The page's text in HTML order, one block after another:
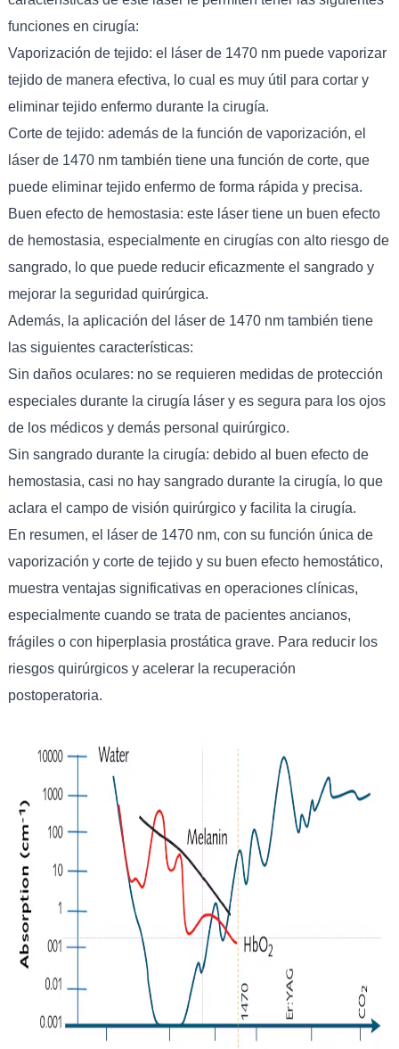
funciones en cirugía:
Vaporización de tejido: el láser de 1470 nm puede vaporizar
tejido de manera efectiva, lo cual es muy útil para cortar y
eliminar tejido enfermo durante la cirugía.
Corte de tejido: además de la función de vaporización, el
láser de 1470 nm también tiene una función de corte, que
puede eliminar tejido enfermo de forma rápida y precisa.
Buen efecto de hemostasia: este láser tiene un buen efecto
de hemostasia, especialmente en cirugías con alto riesgo de
sangrado, lo que puede reducir eficazmente el sangrado y
mejorar la seguridad quirúrgica.
Además, la aplicación del láser de 1470 nm también tiene
las siguientes características:
Sin daños oculares: no se requieren medidas de protección
especiales durante la cirugía láser y es segura para los ojos
de los médicos y demás personal quirúrgico.
Sin sangrado durante la cirugía: debido al buen efecto de
hemostasia, casi no hay sangrado durante la cirugía, lo que
aclara el campo de visión quirúrgico y facilita la cirugía.
En resumen, el láser de 1470 nm, con su función única de
vaporización y corte de tejido y su buen efecto hemostático,
muestra ventajas significativas en operaciones clínicas,
especialmente cuando se trata de pacientes ancianos,
frágiles o con hiperplasia prostática grave. Para reducir los
riesgos quirúrgicos y acelerar la recuperación
postoperatoria.